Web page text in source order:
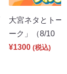
大宮ネタとトー
ーク」（8/10
¥1300 (税込)